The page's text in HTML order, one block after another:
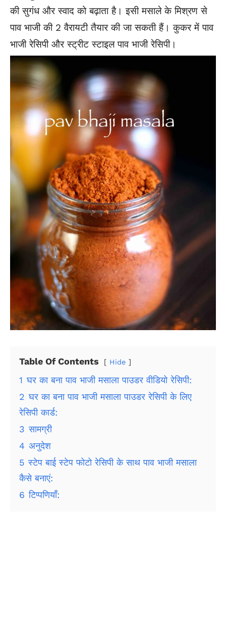
की सुगंध और स्वाद को बढ़ाता है। इसी मसाले के मिश्रण से
पाव भाजी की 2 वैरायटी तैयार की जा सकती हैं। कुकर में पाव
भाजी रेसिपी और स्ट्रीट स्टाइल पाव भाजी रेसिपी।
Table Of Contents Hide
1 घर का बना पाव भाजी मसाला पाउडर वीडियो रेसिपी:
2 घर का बना पाव भाजी मसाला पाउडर रेसिपी के लिए
रेसिपी कार्ड:
3 सामग्री
4 अनुदेश
5 स्टेप बाई स्टेप फोटो रेसिपी के साथ पाव भाजी मसाला
कैसे बनाएं:
6 टिप्पणियाँ: